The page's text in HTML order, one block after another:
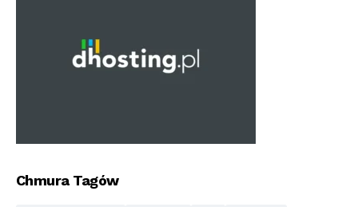
Chmura Tagów